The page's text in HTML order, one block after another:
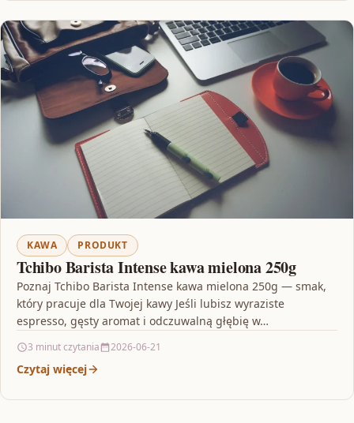
KAWA PRODUKT
Tchibo Barista Intense kawa mielona 250g
Poznaj Tchibo Barista Intense kawa mielona 250g — smak,
który pracuje dla Twojej kawy Jeśli lubisz wyraziste
espresso, gęsty aromat i odczuwalną głębię w…
3 minut czytania 2026-06-21
Czytaj więcej